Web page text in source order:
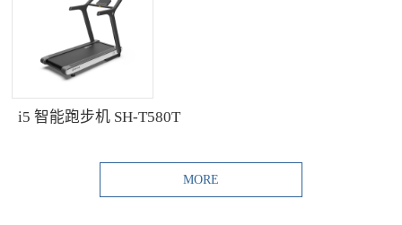
i5 智能跑步机 SH-T580T
MORE